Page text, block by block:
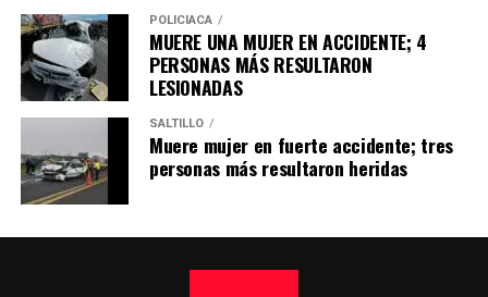
POLICÍACA
MUERE UNA MUJER EN ACCIDENTE; 4
PERSONAS MÁS RESULTARON
LESIONADAS
SALTILLO
Muere mujer en fuerte accidente; tres
personas más resultaron heridas